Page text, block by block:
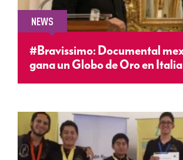
NEWS
#Bravissimo: Documental
gana un Globo de Oro en Italia